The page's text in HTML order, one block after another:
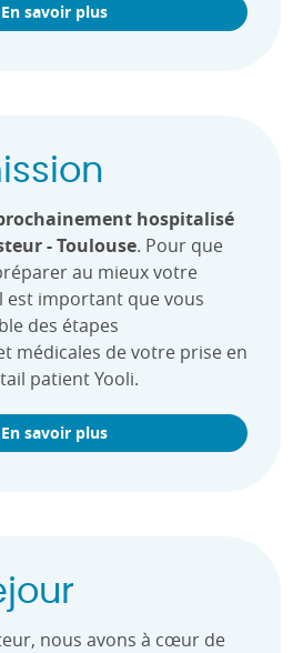
En savoir plus
hospitalisé
- Toulouse. Pour que
au mieux votre
est important que vous
des étapes
médicales de votre prise en
patient Yooli.
En savoir plus
nous avons à cœur de